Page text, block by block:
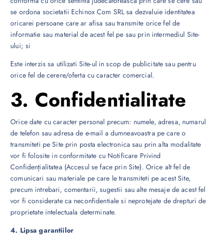
se ordona societatii Echinox Com SRL sa dezvaluie identitatea
oricarei persoane care ar afisa sau transmite orice fel de
informatie sau material de acest fel pe sau prin intermediul Site-
ului; si
Este interzis sa utilizati Site-ul in scop de publicitate sau pentru
orice fel de cerere/oferta cu caracter comercial.
3. Confidentialitate
Orice date cu caracter personal precum: numele, adresa, numarul
de telefon sau adresa de e-mail a dumneavoastra pe care o
transmiteti pe Site prin posta electronica sau prin alta modalitate
vor fi folosite in conformitate cu Notificare Privind
Confidențialitatea (Accesul se face prin Site). Orice alt fel de
comunicari sau materiale pe care le transmiteti pe acest Site,
precum intrebari, comentarii, sugestii sau alte mesaje de acest fel
vor fi considerate ca neconfidentiale si neprotejate de drepturi de
proprietate intelectuala determinate.
4. Lipsa garantiilor